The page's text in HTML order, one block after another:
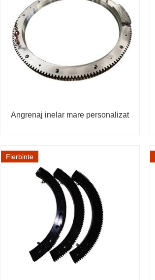
Angrenaj inelar mare personalizat
Fierbinte